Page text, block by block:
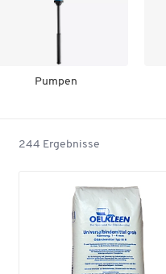
Pumpen
244 Ergebnisse